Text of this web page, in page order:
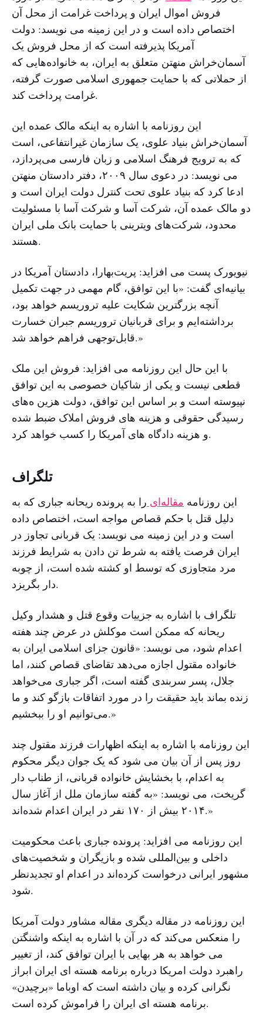
فروش اموال ایران و پرداخت غرامت از محل آن
اختصاص داده است و در این زمینه می نویسد: دولت
آمریکا پذیرفته است که از محل فروش یک
آسمان‌خراش منهتن متعلق به ایران، به خانواده‌هایی که
از حملاتی که با حمایت جمهوری اسلامی صورت گرفته،
غرامت پرداخت کند.
این روزنامه با اشاره به اینکه مالک عمده این
آسمان‌خراش بنیاد علوی، یک سازمان غیرانتفاعی، است
که به ترویج فرهنگ اسلامی و زبان فارسی می‌پردازد،
می نویسد: در دعوی سال ۲۰۰۹، دفتر دادستان منهتن
ادعا کرد که بنیاد علوی تحت کنترل دولت ایران است و
دو مالک عمده آن، شرکت آسا و شرکت آسا با مسئولیت
محدود، شرکت‌های ویترینی با حمایت بانک ملی ایران
هستند.
نیویورک پست می افزاید: پریت‌بهارا، دادستان آمریکا در
بیانیه‌ای گفت: «با این توافق، گام مهمی در جهت تکمیل
آنچه بزرگترین شکایت علیه تروریسم خواهد بود،
برداشته‌ایم و برای قربانیان تروریسم جبران خسارت
قابل‌توجهی فراهم خواهد شد.»
با این حال این روزنامه می افزاید: فروش این ملک
قطعی نیست و یکی از شاکیان خصوصی به این توافق
نپیوسته است و بر اساس این توافق، دولت هزین ه‌های
رسیدگی حقوقی و هزینه های فروش املاک ضبط شده
و هزینه دادگاه‌ های آمریکا را کسب خواهد کرد.
تلگراف
این روزنامه مقاله‌ای را به پرونده ریحانه جباری که به
دلیل قتل با حکم قصاص مواجه است، اختصاص داده
است و در این زمینه می نویسد: یک قربانی تجاوز در
ایران فرصت یافته به شرط تن دادن به شرایط فرزند
مرد متجاوزی که توسط او کشته شده است، از چوبه
دار بگریزد.
تلگراف با اشاره به جزییات وقوع قتل و هشدار وکیل
ریحانه که ممکن است موکلش در عرض چند هفته
اعدام شود، می نویسد: «قانون جزای اسلامی ایران به
خانواده مقتول اجازه می‌دهد تقاضای قصاص کنند، اما
جلال، پسر سربندی گفته است، اگر جباری می‌خواهد
زنده بماند باید حقیقت را در مورد اتفاقات بازگو کند و ما
می‌توانیم او را ببخشیم.»
این روزنامه با اشاره به اینکه اظهارات فرزند مقتول چند
روز پس از آن بیان می شود که یک جوان دیگر محکوم
به اعدام، با بخشایش خانواده قربانی، از طناب دار
گریخت، می نویسد: «به گفته سازمان ملل از آغاز سال
۲۰۱۴ بیش از ۱۷۰ نفر در ایران اعدام شده‌اند.»
این روزنامه می افزاید: پرونده جباری باعث محکومیت
داخلی و بین‌المللی شده و بازیگران و شخصیت‌های
مشهور ایرانی درخواست کرده‌اند در اعدام او تجدیدنظر
شود.
این روزنامه در مقاله دیگری مقاله مشاور دولت آمریکا
را منعکس می‌کند که در آن با اشاره به اینکه واشنگتن
می خواهد به هر بهایی با ایران توافق کند، از تغییر
راهبرد دولت امریکا درباره برنامه هسته ای ایران ابراز
نگرانی کرده و بیان داشته است که اوباما «برچیدن»
برنامه هسته ای ایران را فراموش کرده است.